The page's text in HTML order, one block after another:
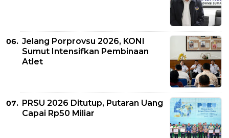
Jelang Porprovsu 2026, KONI
Sumut Intensifkan Pembinaan
Atlet
PRSU 2026 Ditutup, Putaran Uang
Capai Rp50 Miliar